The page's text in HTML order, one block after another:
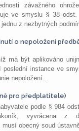
závažného
ve smyslu § 38
z nezbytných
o nepoložení
má být aplikováno
poslední instance ve
nepoložení...
pro předplatitele)
podle § 984
vyvrácena z
obecný soud